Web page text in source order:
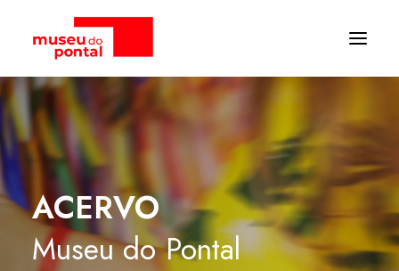
ACERVO
Museu do Pontal